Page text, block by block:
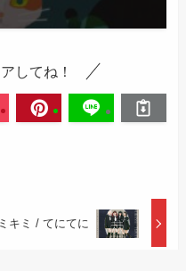
してね！
キミ / てにてに